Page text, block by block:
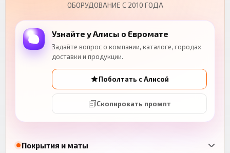
Покрытия и маты
ОБОРУДОВАНИЕ С 2010 ГОДА
Узнайте у Алисы о Евромате
Задайте вопрос о компании, каталоге, городах
доставки и продукции.
Поболтать с Алисой
Скопировать промпт